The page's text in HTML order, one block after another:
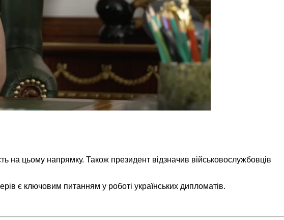
на цьому напрямку. Також президент відзначив військовослужбовців
є ключовим питанням у роботі українських дипломатів.